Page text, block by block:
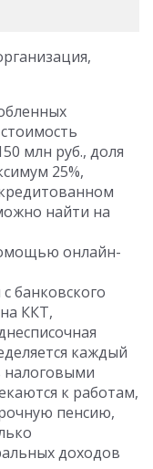
млн руб., доля
25%,
найти на
онлайн-
банковского
ККТ,
каждый
налоговыми
к работам,
пенсию,
доходов